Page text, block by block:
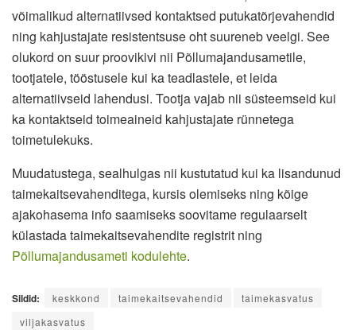
võimalikud alternatiivsed kontaktsed putukatõrjevahendid
ning kahjustajate resistentsuse oht suureneb veelgi. See
olukord on suur proovikivi nii Põllumajandusametile,
tootjatele, tööstusele kui ka teadlastele, et leida
alternatiivseid lahendusi. Tootja vajab nii süsteemseid kui
ka kontaktseid toimeaineid kahjustajate rünnetega
toimetulekuks.
Muudatustega, sealhulgas nii kustutatud kui ka lisandunud
taimekaitsevahenditega, kursis olemiseks ning kõige
ajakohasema info saamiseks soovitame regulaarselt
külastada taimekaitsevahendite registrit ning
Põllumajandusameti kodulehte.
Sildid: keskkond taimekaitsevahendid
taimekasvatus
viljakasvatus